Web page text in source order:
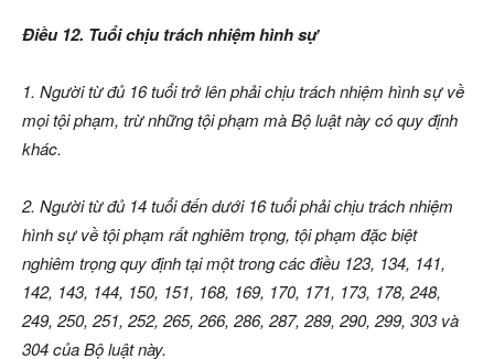
Điều 12. Tuổi chịu trách nhiệm hình sự
1. Người từ đủ 16 tuổi trở lên phải chịu trách nhiệm hình sự về
mọi tội phạm, trừ những tội phạm mà Bộ luật này có quy định
khác.
2. Người từ đủ 14 tuổi đến dưới 16 tuổi phải chịu trách nhiệm
hình sự về tội phạm rất nghiêm trọng, tội phạm đặc biệt
nghiêm trọng quy định tại một trong các điều 123, 134, 141,
142, 143, 144, 150, 151, 168, 169, 170, 171, 173, 178, 248,
249, 250, 251, 252, 265, 266, 286, 287, 289, 290, 299, 303 và
304 của Bộ luật này.